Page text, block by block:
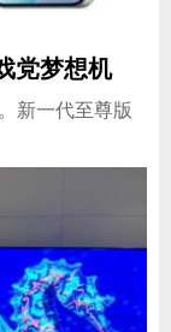
党梦想机
新一代至尊版